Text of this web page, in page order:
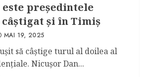
este președintele
și în Timiș
MAI 19, 2025
să câștige turul al doilea al
Nicușor Dan...